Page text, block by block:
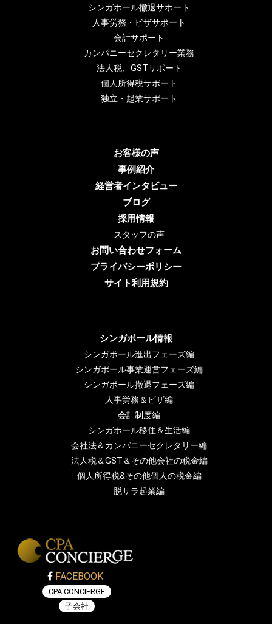
シンガポール撤退サポート
人事労務・ビザサポート
会計サポート
カンパニーセクレタリー業務
法人税、GSTサポート
個人所得税サポート
独立・起業サポート
お客様の声
事例紹介
経営者インタビュー
ブログ
採用情報
スタッフの声
お問い合わせフォーム
プライバシーポリシー
サイト利用規約
シンガポール情報
シンガポール進出フェーズ編
シンガポール事業運営フェーズ編
シンガポール撤退フェーズ編
人事労務＆ビザ編
会計制度編
シンガポール移住＆生活編
会社法＆カンパニーセクレタリー編
法人税＆GST＆その他会社の税金編
個人所得税&その他個人の税金編
脱サラ起業編
FACEBOOK
CPA CONCIERGE
子会社